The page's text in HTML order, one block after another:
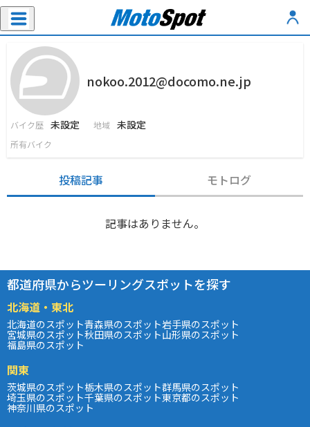
nokoo.2012@docomo.ne.jp
バイク歴 未設定 地域 未設定
所有バイク
投稿記事 モトログ
記事はありません。
都道府県からツーリングスポットを探す
北海道・東北
北海道のスポット青森県のスポット岩手県のスポット
宮城県のスポット秋田県のスポット山形県のスポット
福島県のスポット
関東
茨城県のスポット栃木県のスポット群馬県のスポット
埼玉県のスポット千葉県のスポット東京都のスポット
神奈川県のスポット